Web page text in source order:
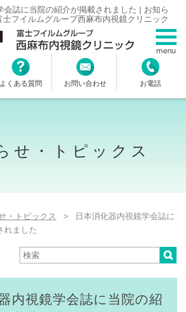
会誌に当院の紹介が掲載されました | お知ら
フイルムグループ西麻布内視鏡クリニック
よくある質問 お問い合わせ お電話
せ・トピックス
・トピックス
> 日本消化器内視鏡学会誌に
れました
内視鏡学会誌に当院の紹